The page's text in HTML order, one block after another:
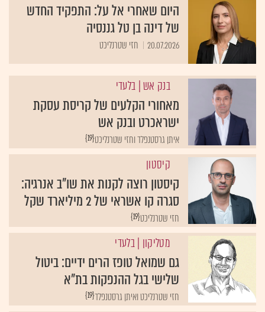
היום שאחרי אל על: התפקיד החדש
של דינה בן טל גננסיה
20.07.2026 חזי שטרנליכט
בנק אש| בלעדי
מאחורי הקלעים של קריסת עסקת
ישראכרט ובנק אש
{19}איתן גרסטנפלד וחזי שטרנליכט
קיסטון
קיסטון רוצה לקנות את שו"ב אנרגיה:
סגרה קו אשראי של 2 מיליארד שקל
{19}חזי שטרנליכט
מטליקון | בלעדי
גם שמואל טופז הרים ידיים: ביטול
שלישי בגל ההנפקות בת"א
{19}חזי שטרנליכט ואיתן גרסטנפלד